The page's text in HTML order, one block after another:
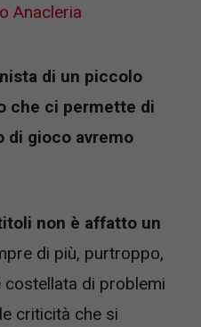
Anacleria
di un piccolo
che ci permette di
di gioco avremo
non è affatto un
di più, purtroppo,
costellata di problemi
criticità che si